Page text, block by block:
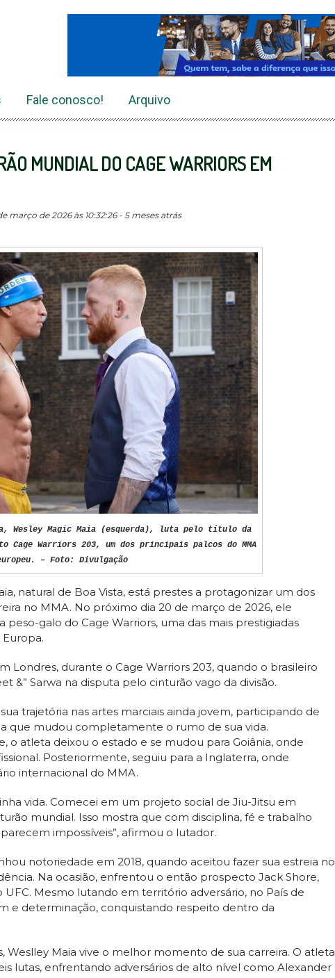
Fale conosco! Arquivo
MUNDIAL DO CAGE WARRIORS EM
março de 2026 às 10:32:26 - 5 meses atrás
Wesley Magic Maia (esquerda), luta pelo título da
Cage Warriors 203, um dos principais palcos do MMA
– Foto: Divulgação
natural de Boa Vista, está prestes a protagonizar um dos
no MMA. No próximo dia 20 de março de 2026, ele
galo do Cage Warriors, uma das mais prestigiadas
Londres, durante o Cage Warriors 203, quando o brasileiro
&” Sarwa na disputa pelo cinturão vago da divisão.
trajetória nas artes marciais ainda jovem, participando de
que mudou completamente o rumo de sua vida.
o atleta deixou o estado e se mudou para Goiânia, onde
Posteriormente, seguiu para a Inglaterra, onde
internacional do MMA.
vida. Comecei em um projeto social de Jiu-Jitsu em
mundial. Isso mostra que com disciplina, fé e trabalho
impossíveis”, afirmou o lutador.
notoriedade em 2018, quando aceitou fazer sua estreia no
Na ocasião, enfrentou o então prospecto Jack Shore,
Mesmo lutando em território adversário, no País de
e determinação, conquistando respeito dentro da
Weslley Maia vive o melhor momento de sua carreira. O atleta
lutas, enfrentando adversários de alto nível como Alexander